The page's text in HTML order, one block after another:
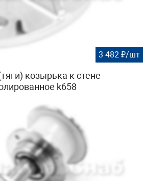
3 482 ₽/шт
козырька к стене
k658